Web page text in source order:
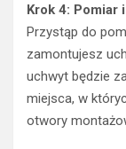
Krok 4: Pomiar
Przystąp do
zamontujesz
uchwyt będzie
miejsca, w
otwory